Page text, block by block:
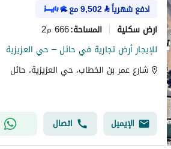
ادفع شهرياً⃁
9,502مع
ارض سكنية المساحة:666 م2
للإيجار أرض تجارية في حائل – حي العزيزية
شارع عمر بن الخطاب، حي العزيزية، حائل
الإيميل اتصال